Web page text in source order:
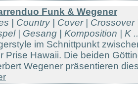
Funk & Wegener
| Country | Cover |
| Gesang | Komposition | K
im Schnittpunkt
Prise Hawaii. Die beiden
Wegener präsentieren